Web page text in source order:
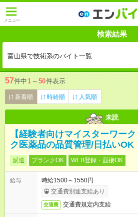
メニュー
検索結果
富山県で技術系のバイト一覧
57件中1 ～ 50件表示
新着順 時給順 人気順
未読
【経験者向けマイスターワー
ク医薬品の品質管理/日払いOK
派遣 ブランクOK WEB登録・面接OK
給与
時給1500～1550円
交通費別途支給あり
交通費 交通費規定内支給